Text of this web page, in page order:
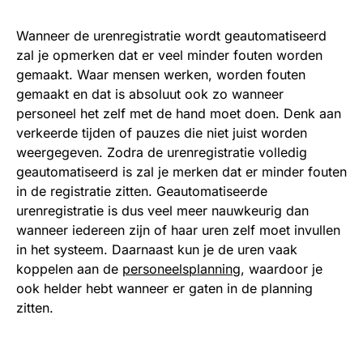
Wanneer de urenregistratie wordt geautomatiseerd
zal je opmerken dat er veel minder fouten worden
gemaakt. Waar mensen werken, worden fouten
gemaakt en dat is absoluut ook zo wanneer
personeel het zelf met de hand moet doen. Denk aan
verkeerde tijden of pauzes die niet juist worden
weergegeven. Zodra de urenregistratie volledig
geautomatiseerd is zal je merken dat er minder fouten
in de registratie zitten. Geautomatiseerde
urenregistratie is dus veel meer nauwkeurig dan
wanneer iedereen zijn of haar uren zelf moet invullen
in het systeem. Daarnaast kun je de uren vaak
koppelen aan de personeelsplanning, waardoor je
ook helder hebt wanneer er gaten in de planning
zitten.